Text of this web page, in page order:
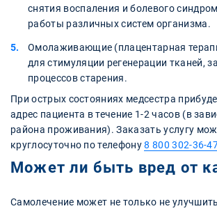
снятия воспаления и болевого
работы различных систем организма.
Омолаживающие (плацентарная
для стимуляции регенерации тканей,
процессов старения.
При острых состояниях медсестра
адрес пациента в течение 1-2 часов (в
района проживания). Заказать услугу
круглосуточно по телефону8 800 302-36-
Может ли быть вред от
Самолечение может не только не